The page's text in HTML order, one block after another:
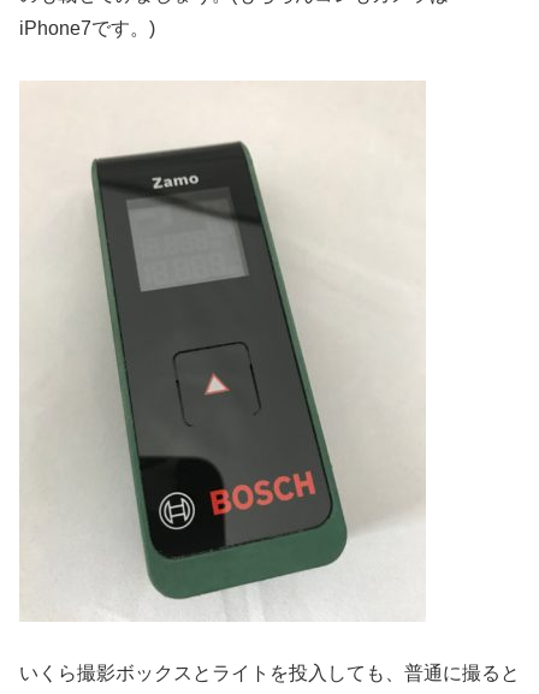
iPhone7です。)
いくら撮影ボックスとライトを投入しても、普通に撮ると